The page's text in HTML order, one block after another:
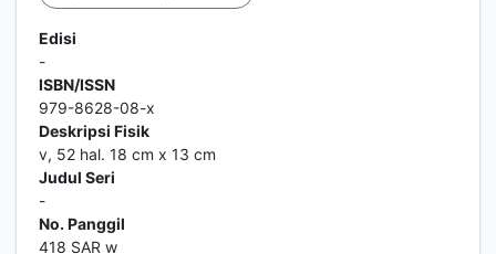
Edisi
-
ISBN/ISSN
979-8628-08-x
Deskripsi Fisik
v, 52 hal. 18 cm x 13 cm
Judul Seri
-
No. Panggil
418 SAR w